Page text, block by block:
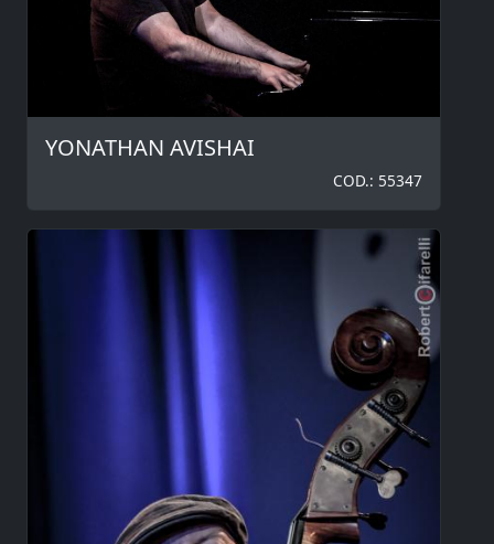
YONATHAN AVISHAI
COD.: 55347